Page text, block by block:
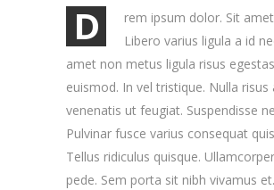
D
rem ipsum dolor. Sit
Libero varius ligula a id
amet non metus ligula risus
euismod. In vel tristique. Nulla risus
venenatis ut feugiat. Suspendisse
Pulvinar fusce varius consequat
Tellus ridiculus quisque.
pede. Sem porta sit nibh vivamus